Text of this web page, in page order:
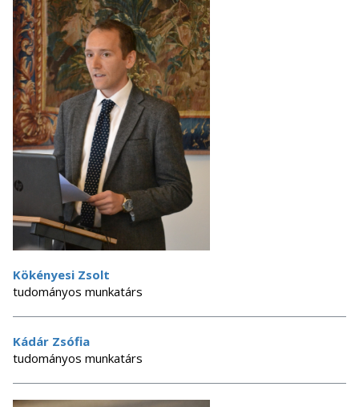
Kökényesi Zsolt
tudományos munkatárs
Kádár Zsófia
tudományos munkatárs